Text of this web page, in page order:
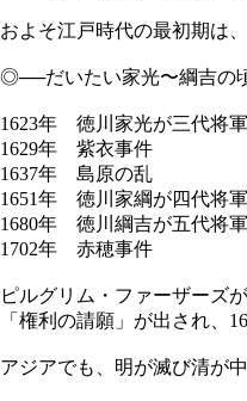
およそ江戸時代の最初期は
◎──だいたい家光〜綱吉の
1623年 徳川家光が三代将
1629年 紫衣事件
1637年 島原の乱
1651年 徳川家綱が四代将
1680年 徳川綱吉が五代将
1702年 赤穂事件
ピルグリム・ファーザーズ
「権利の請願」が出され、
アジアでも、明が滅び清が